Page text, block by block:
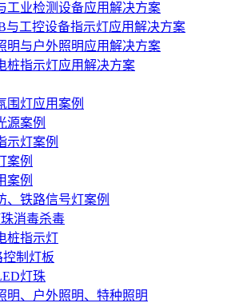
工业检测设备应用解决方案
与工控设备指示灯应用解决方案
明与户外照明应用解决方案
桩指示灯应用解决方案
围灯应用案例
源案例
示灯案例
案例
案例
、铁路信号灯案例
消毒杀毒
桩指示灯
制灯板
灯珠
明、户外照明、特种照明